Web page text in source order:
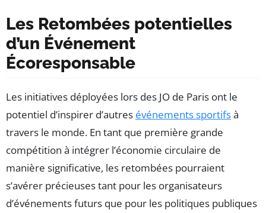
Les Retombées potentielles
d’un Événement
Écoresponsable
Les initiatives déployées lors des JO de Paris ont le
potentiel d’inspirer d’autres événements sportifsà
travers le monde. En tant que première grande
compétition à intégrer l’économie circulaire de
manière significative, les retombées pourraient
s’avérer précieuses tant pour les organisateurs
d’événements futurs que pour les politiques publiques